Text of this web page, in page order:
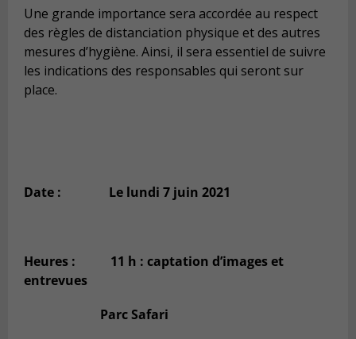
Une grande importance sera accordée au respect
des règles de distanciation physique et des autres
mesures d’hygiène. Ainsi, il sera essentiel de suivre
les indications des responsables qui seront sur
place.
Date : Le lundi 7 juin 2021
Heures :
11 h : captation d’images et
entrevues
Parc Safari